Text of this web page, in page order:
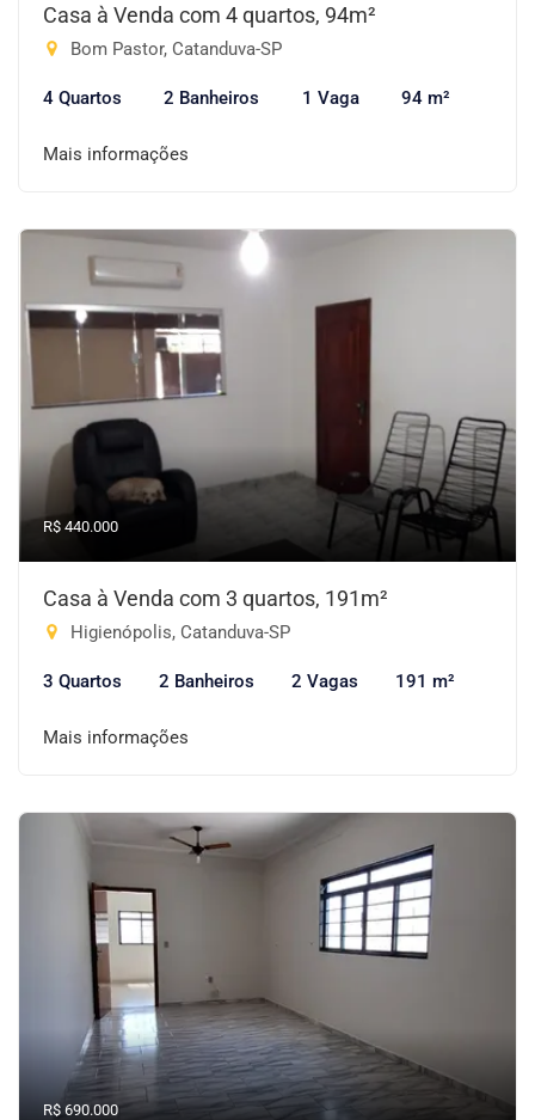
Casa à Venda com 4 quartos, 94m²
Bom Pastor, Catanduva-SP
4 Quartos 2 Banheiros 1 Vaga 94 m²
Mais informações
R$ 440.000
Casa à Venda com 3 quartos, 191m²
Higienópolis, Catanduva-SP
3 Quartos 2 Banheiros 2 Vagas 191 m²
Mais informações
R$ 690.000